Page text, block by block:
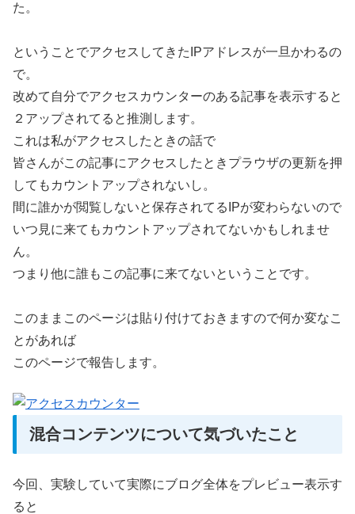
た。
ということでアクセスしてきたIPアドレスが一旦かわるの
で。
改めて自分でアクセスカウンターのある記事を表示すると
２アップされてると推測します。
これは私がアクセスしたときの話で
皆さんがこの記事にアクセスしたときプラウザの更新を押
してもカウントアップされないし。
間に誰かが閲覧しないと保存されてるIPが変わらないので
いつ見に来てもカウントアップされてないかもしれませ
ん。
つまり他に誰もこの記事に来てないということです。
このままこのページは貼り付けておきますので何か変なこ
とがあれば
このページで報告します。
混合コンテンツについて気づいたこと
今回、実験していて実際にブログ全体をプレビュー表示す
ると